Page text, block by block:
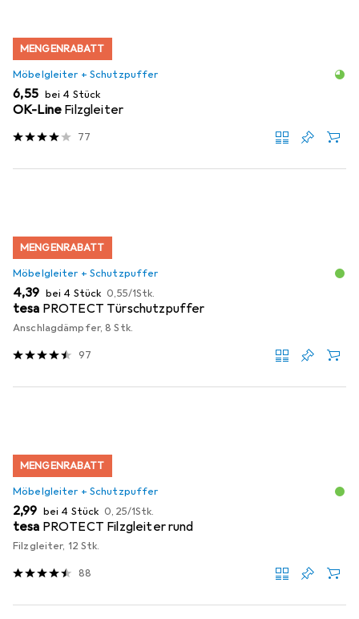
MENGENRABATT
Möbelgleiter + Schutzpuffer
EUR
6,55 bei 4 Stück
OK-Line Filzgleiter
77
MENGENRABATT
Möbelgleiter + Schutzpuffer
EUR
4,39 bei 4 Stück EUR
0,55/1Stk.
tesa PROTECT Türschutzpuffer
Anschlagdämpfer, 8 Stk.
97
MENGENRABATT
Möbelgleiter + Schutzpuffer
EUR
2,99 bei 4 Stück EUR
0,25/1Stk.
tesa PROTECT Filzgleiter rund
Filzgleiter, 12 Stk.
88